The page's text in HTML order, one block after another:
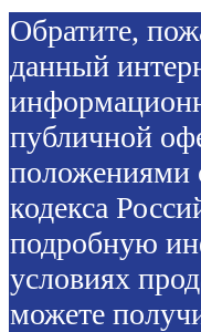
Обратите,
данный
публичной
положениями
кодекса
подробную
условиях
можете